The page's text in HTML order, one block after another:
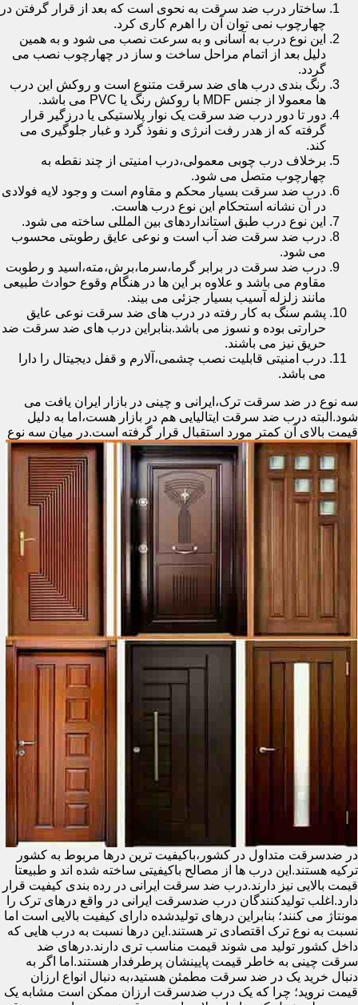
ساختار درب ضد سرقت به نحوی است که بعد از قرار گرفتن در
چهارچوب نمی توان آن را اهرم کاری کرد.
این نوع درب به آسانی و به سرعت نصب می شود و به همین
دلیل بعد از اتمام مراحل ساخت و ساز در چهارچوب نصب می
گردد.
رنگ بندی درب های ضد سرقت متنوع است و روکش این درب
ها معمولا از جنس MDF با روکش رنگ یا PVC می باشد.
دور تا دور درب ضد سرقت یک نوار پلاستیکی یا درزگیر قرار
گرفته که از هدر رفت انرژی و نفوذ گرد و غبار جلوگیری می
کند.
برخلاف درب چوبی معمولی،درب امنیتی از چند نقطه به
چهارچوب متصل می شود.
درب ضد سرقت بسیار محکم و مقاوم است و وجود لایه فولادی
در آن نشانه استحکام این نوع درب هاست.
این نوع درب طبق استانداردهای بین المللی ساخته می شود.
درب ضد سرقت ضد آب است و نوعی عایق رطوبتی محسوب
می شود.
درب ضد سرقت در برابر گرما،سرما،برش،مته،اسید و رطوبت
مقاوم می باشد و علاوه بر این ها در هنگام وقوع حوادث طبیعی
مانند زلزله آسیب بسیار جزئی می بیند.
پشم سنگ به کار رفته در درب های ضد سرقت نوعی عایق
حرارتی بوده و نسوز می باشد.بنابراین درب های ضد سرقت ضد
حریق نیز می باشند.
درب امنیتی قابلیت نصب چشمی،آلارم و قفل دیجیتال را دارا
می باشد.
سه نوع در ضد سرقت ترک،ایرانی و چینی در بازار ایران یافت می
شود.البته درب ضد سرقت ایتالیایی هم در بازار هست،اما به دلیل
قیمت بالای آن کمتر مورد استقبال قرار گرفته است.در میان سه نوع
در ضدسرقت متداول در کشور،باکیفیت ترین درها مربوط به کشور
ترکیه هستند.این درب ها از مصالح باکیفیتی ساخته شده اند و طبیعتا
قیمت بالایی نیز دارند.درب ضد سرقت ایرانی در رده بندی کیفیت قرار
دارد.اغلب تولیدکنندگان درب ضدسرقت ایرانی در واقع درهای ترک را
مونتاژ می کنند؛ بنابراین درهای تولیدشده دارای کیفیت بالایی است اما
نسبت به نوع ترک اقتصادی تر هستند.این درها نسبت به درب هایی که
داخل کشور تولید می شوند قیمت مناسب تری دارند.درهای ضد
سرقت چینی به خاطر قیمت پایینشان پرطرفدار هستند.اما اگر به
دنبال خرید یک در ضد سرقت مطمئن هستید،به دنبال انواع ارزان
قیمت نروید؛ چرا که یک درب ضدسرقت ارزان ممکن است مشابه یک